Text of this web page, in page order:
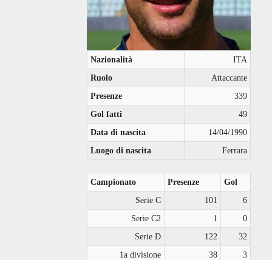
Nazionalità
ITA
Ruolo
Attaccante
Presenze
339
Gol fatti
49
Data di nascita
14/04/1990
Luogo di nascita
Ferrara
Campionato Presenze
Gol
Serie C
101
6
Serie C2
1
0
Serie D
122
32
1a divisione
38
3